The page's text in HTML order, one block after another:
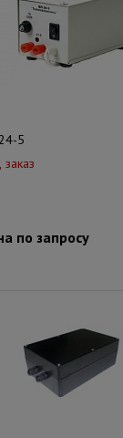
5
по запросу